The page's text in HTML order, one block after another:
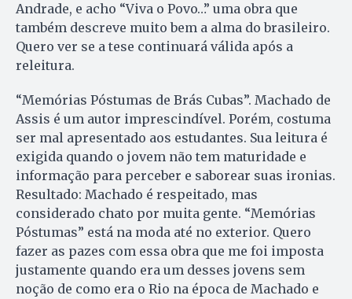
Andrade, e acho “Viva o Povo…” uma obra que
também descreve muito bem a alma do brasileiro.
Quero ver se a tese continuará válida após a
releitura.
“Memórias Póstumas de Brás Cubas”. Machado de
Assis é um autor imprescindível. Porém, costuma
ser mal apresentado aos estudantes. Sua leitura é
exigida quando o jovem não tem maturidade e
informação para perceber e saborear suas ironias.
Resultado: Machado é respeitado, mas
considerado chato por muita gente. “Memórias
Póstumas” está na moda até no exterior. Quero
fazer as pazes com essa obra que me foi imposta
justamente quando era um desses jovens sem
noção de como era o Rio na época de Machado e